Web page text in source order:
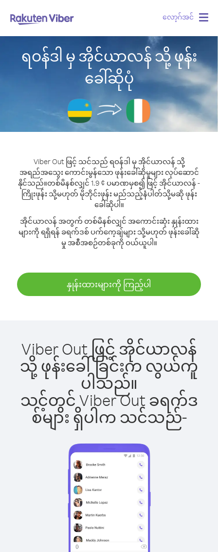
လော့ဂ်အင်
ရဝန်ဒါ မှ အိုင်ယာလန် သို့ ဖုန်း
ခေါ်ဆိုပုံ
Viber Out ဖြင့် သင်သည် ရဝန်ဒါ မှ အိုင်ယာလန် သို့
အရည်အသွေး ကောင်းမွန်သော ဖုန်းခေါ်ဆိုမှုများ လုပ်ဆောင်
နိုင်သည်။တစ်မိနစ်လျှင် 1.9 ¢ ပမာဏမှစ၍ ဖြင့် အိုင်ယာလန် -
ကြိုးဖုန်း သို့မဟုတ် မိုဘိုင်းဖုန်း မည်သည့်နံပါတ်သို့မဆို ဖုန်း
ခေါ်ဆိုပါ။
အိုင်ယာလန် အတွက် တစ်မိနစ်လျှင် အကောင်းဆုံး နှုန်းထား
များကို ရရှိရန် ခရက်ဒစ် ပက်ကေ့ချ်များ သို့မဟုတ် ဖုန်းခေါ်ဆို
မှု အစီအစဉ်တစ်ခုကို ဝယ်ယူပါ။
နှုန်းထားများကို ကြည့်ပါ
Viber Out ဖြင့် အိုင်ယာလန်
သို့ ဖုန်းခေါ်ခြင်းက လွယ်ကူ
ပါသည်။
သင့်တွင် Viber Out ခရက်ဒ
စ်များ ရှိပါက သင်သည်-